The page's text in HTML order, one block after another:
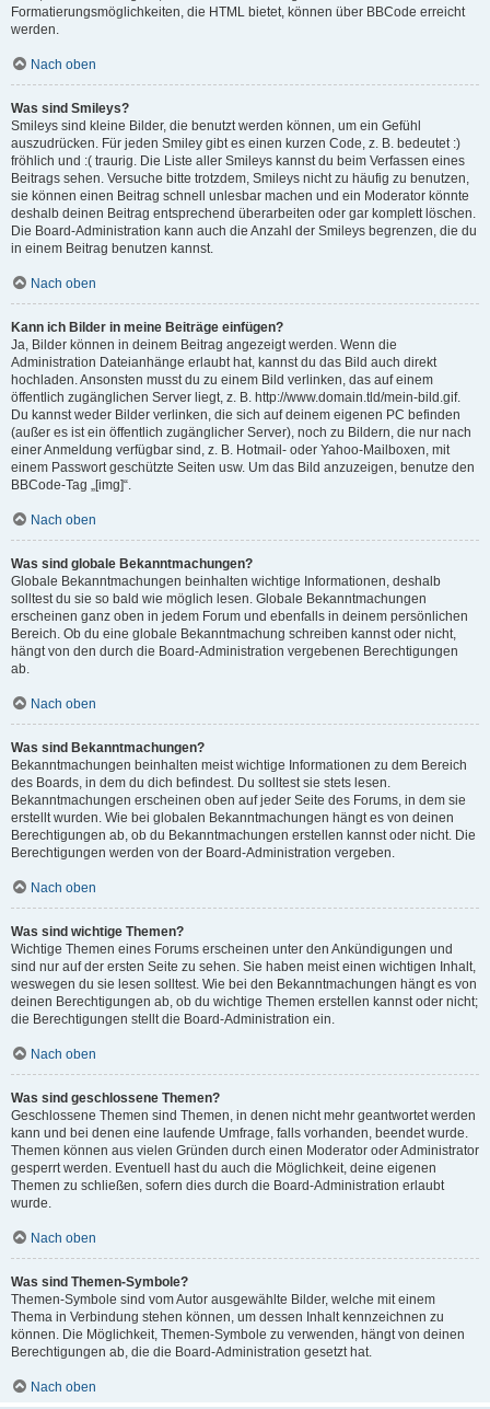
Formatierungsmöglichkeiten, die HTML bietet, können über BBCode erreicht
werden.
Nach oben
Was sind Smileys?
Smileys sind kleine Bilder, die benutzt werden können, um ein Gefühl
auszudrücken. Für jeden Smiley gibt es einen kurzen Code, z. B. bedeutet :)
fröhlich und :( traurig. Die Liste aller Smileys kannst du beim Verfassen eines
Beitrags sehen. Versuche bitte trotzdem, Smileys nicht zu häufig zu benutzen,
sie können einen Beitrag schnell unlesbar machen und ein Moderator könnte
deshalb deinen Beitrag entsprechend überarbeiten oder gar komplett löschen.
Die Board-Administration kann auch die Anzahl der Smileys begrenzen, die du
in einem Beitrag benutzen kannst.
Nach oben
Kann ich Bilder in meine Beiträge einfügen?
Ja, Bilder können in deinem Beitrag angezeigt werden. Wenn die
Administration Dateianhänge erlaubt hat, kannst du das Bild auch direkt
hochladen. Ansonsten musst du zu einem Bild verlinken, das auf einem
öffentlich zugänglichen Server liegt, z. B. http://www.domain.tld/mein-bild.gif.
Du kannst weder Bilder verlinken, die sich auf deinem eigenen PC befinden
(außer es ist ein öffentlich zugänglicher Server), noch zu Bildern, die nur nach
einer Anmeldung verfügbar sind, z. B. Hotmail- oder Yahoo-Mailboxen, mit
einem Passwort geschützte Seiten usw. Um das Bild anzuzeigen, benutze den
BBCode-Tag „[img]“.
Nach oben
Was sind globale Bekanntmachungen?
Globale Bekanntmachungen beinhalten wichtige Informationen, deshalb
solltest du sie so bald wie möglich lesen. Globale Bekanntmachungen
erscheinen ganz oben in jedem Forum und ebenfalls in deinem persönlichen
Bereich. Ob du eine globale Bekanntmachung schreiben kannst oder nicht,
hängt von den durch die Board-Administration vergebenen Berechtigungen
ab.
Nach oben
Was sind Bekanntmachungen?
Bekanntmachungen beinhalten meist wichtige Informationen zu dem Bereich
des Boards, in dem du dich befindest. Du solltest sie stets lesen.
Bekanntmachungen erscheinen oben auf jeder Seite des Forums, in dem sie
erstellt wurden. Wie bei globalen Bekanntmachungen hängt es von deinen
Berechtigungen ab, ob du Bekanntmachungen erstellen kannst oder nicht. Die
Berechtigungen werden von der Board-Administration vergeben.
Nach oben
Was sind wichtige Themen?
Wichtige Themen eines Forums erscheinen unter den Ankündigungen und
sind nur auf der ersten Seite zu sehen. Sie haben meist einen wichtigen Inhalt,
weswegen du sie lesen solltest. Wie bei den Bekanntmachungen hängt es von
deinen Berechtigungen ab, ob du wichtige Themen erstellen kannst oder nicht;
die Berechtigungen stellt die Board-Administration ein.
Nach oben
Was sind geschlossene Themen?
Geschlossene Themen sind Themen, in denen nicht mehr geantwortet werden
kann und bei denen eine laufende Umfrage, falls vorhanden, beendet wurde.
Themen können aus vielen Gründen durch einen Moderator oder Administrator
gesperrt werden. Eventuell hast du auch die Möglichkeit, deine eigenen
Themen zu schließen, sofern dies durch die Board-Administration erlaubt
wurde.
Nach oben
Was sind Themen-Symbole?
Themen-Symbole sind vom Autor ausgewählte Bilder, welche mit einem
Thema in Verbindung stehen können, um dessen Inhalt kennzeichnen zu
können. Die Möglichkeit, Themen-Symbole zu verwenden, hängt von deinen
Berechtigungen ab, die die Board-Administration gesetzt hat.
Nach oben